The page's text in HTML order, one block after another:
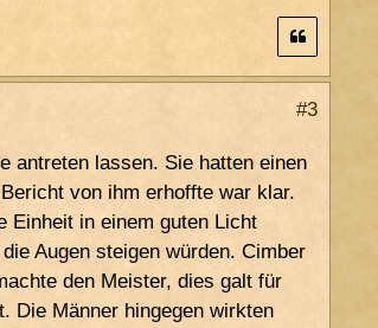
#3
antreten lassen. Sie hatten einen
von ihm erhoffte war klar.
Einheit in einem guten Licht
Augen steigen würden. Cimber
den Meister, dies galt für
Die Männer hingegen wirkten